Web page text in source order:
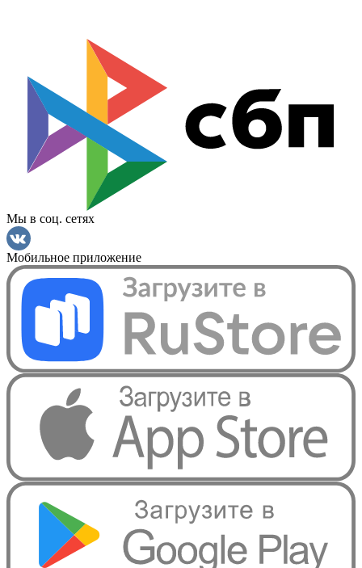
Мы в соц. сетях
Мобильное приложение